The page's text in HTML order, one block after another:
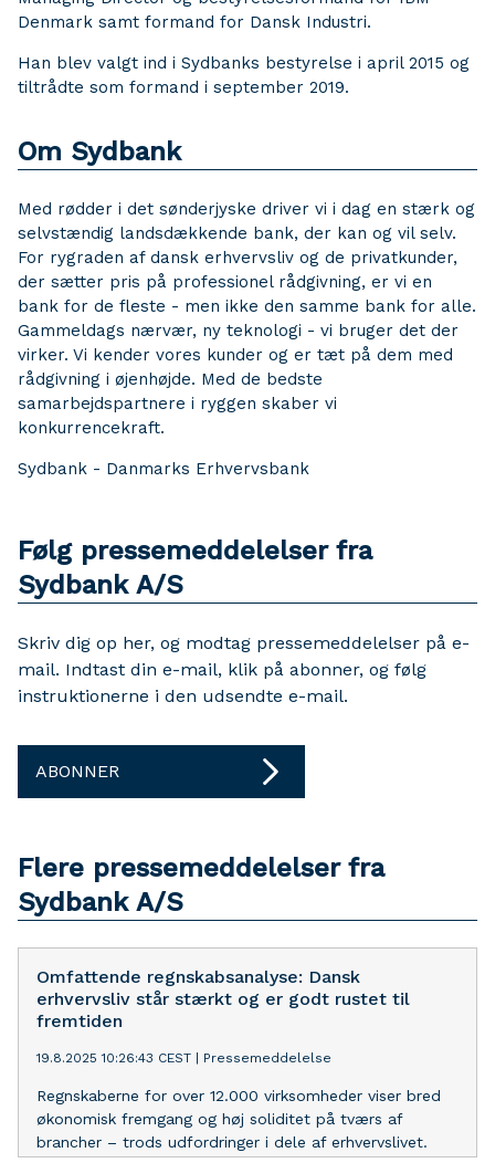
Denmark samt formand for Dansk Industri.
Han blev valgt ind i Sydbanks bestyrelse i april 2015 og
tiltrådte som formand i september 2019.
Om Sydbank
Med rødder i det sønderjyske driver vi i dag en stærk og
selvstændig landsdækkende bank, der kan og vil selv.
For rygraden af dansk erhvervsliv og de privatkunder,
der sætter pris på professionel rådgivning, er vi en
bank for de fleste - men ikke den samme bank for alle.
Gammeldags nærvær, ny teknologi - vi bruger det der
virker. Vi kender vores kunder og er tæt på dem med
rådgivning i øjenhøjde. Med de bedste
samarbejdspartnere i ryggen skaber vi
konkurrencekraft.
Sydbank - Danmarks Erhvervsbank
Følg pressemeddelelser fra
Sydbank A/S
Skriv dig op her, og modtag pressemeddelelser på e-
mail. Indtast din e-mail, klik på abonner, og følg
instruktionerne i den udsendte e-mail.
ABONNER
Flere pressemeddelelser fra
Sydbank A/S
Omfattende regnskabsanalyse: Dansk
erhvervsliv står stærkt og er godt rustet til
fremtiden
19.8.2025 10:26:43 CEST Pressemeddelelse
Regnskaberne for over 12.000 virksomheder viser bred
økonomisk fremgang og høj soliditet på tværs af
brancher – trods udfordringer i dele af erhvervslivet.